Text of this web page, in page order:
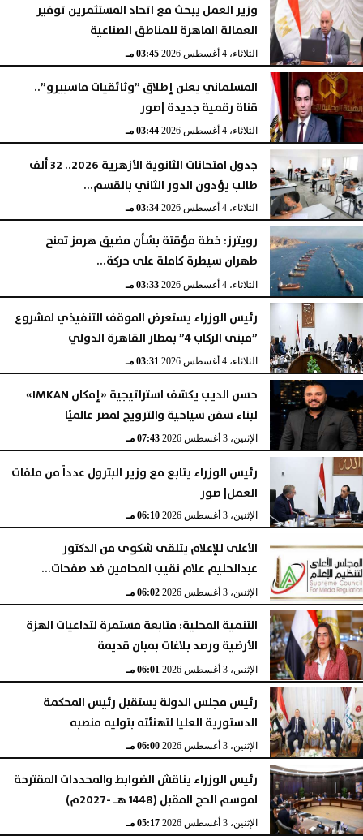
وزير العمل يبحث مع اتحاد المستثمرين توفير
العمالة الماهرة للمناطق الصناعية
الثلاثاء، 4 أغسطس 2026 03:45 مـ
المسلماني يعلن إطلاق ”وثائقيات ماسبيرو”..
قناة رقمية جديدة |صور
الثلاثاء، 4 أغسطس 2026 03:44 مـ
جدول امتحانات الثانوية الأزهرية 2026.. 32 ألف
طالب يؤدون الدور الثاني بالقسم...
الثلاثاء، 4 أغسطس 2026 03:34 مـ
رويترز: خطة مؤقتة بشأن مضيق هرمز تمنح
طهران سيطرة كاملة على حركة...
الثلاثاء، 4 أغسطس 2026 03:33 مـ
رئيس الوزراء يستعرض الموقف التنفيذي لمشروع
”مبنى الركاب 4” بمطار القاهرة الدولي
الثلاثاء، 4 أغسطس 2026 03:31 مـ
حسن الديب يكشف استراتيجية «إمكان IMKAN»
لبناء سفن سياحية والترويج لمصر عالميًا
الإثنين، 3 أغسطس 2026 07:43 مـ
رئيس الوزراء يتابع مع وزير البترول عدداً من ملفات
العمل| صور
الإثنين، 3 أغسطس 2026 06:10 مـ
الأعلى للإعلام يتلقى شكوى من الدكتور
عبدالحليم علام نقيب المحامين ضد صفحات...
الإثنين، 3 أغسطس 2026 06:02 مـ
التنمية المحلية: متابعة مستمرة لتداعيات الهزة
الأرضية ورصد بلاغات بمبان قديمة
الإثنين، 3 أغسطس 2026 06:01 مـ
رئيس مجلس الدولة يستقبل رئيس المحكمة
الدستورية العليا لتهنئته بتوليه منصبه
الإثنين، 3 أغسطس 2026 06:00 مـ
رئيس الوزراء يناقش الضوابط والمحددات المقترحة
لموسم الحج المقبل (1448 هـ -2027م)
الإثنين، 3 أغسطس 2026 05:17 مـ